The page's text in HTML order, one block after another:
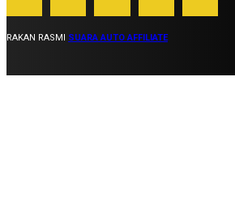
RAKAN RASMI SUARA AUTO AFFILIATE